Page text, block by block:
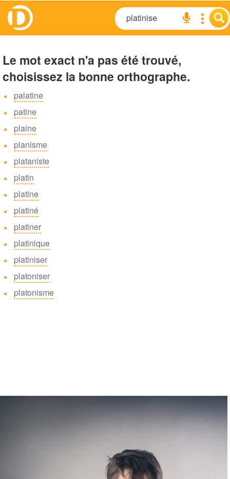
Le mot exact n'a pas été trouvé,
choisissez la bonne orthographe.
palatine
patine
plaine
planisme
plataniste
platin
platine
platiné
platiner
platinique
platiniser
platoniser
platonisme